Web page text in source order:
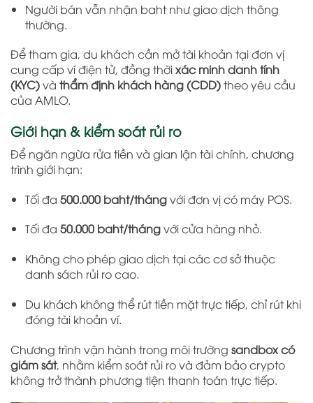
Người bán vẫn nhận baht như giao dịch thông
thường.
Để tham gia, du khách cần mở tài khoản tại đơn vị
cung cấp ví điện tử, đồng thờixác minh danh tính
(KYC)và thẩm định khách hàng (CDD)theo yêu cầu
của AMLO.
Giới hạn & kiểm soát rủi ro
Để ngăn ngừa rửa tiền và gian lận tài chính, chương
trình giới hạn:
Tối đa 500.000 baht/thángvới đơn vị có máy POS.
Tối đa 50.000 baht/thángvới cửa hàng nhỏ.
Không cho phép giao dịch tại các cơ sở thuộc
danh sách rủi ro cao.
Du khách không thể rút tiền mặt trực tiếp, chỉ rút khi
đóng tài khoản ví.
Chương trình vận hành trong môi trường sandbox có
giám sát, nhằm kiểm soát rủi ro và đảm bảo crypto
không trở thành phương tiện thanh toán trực tiếp.